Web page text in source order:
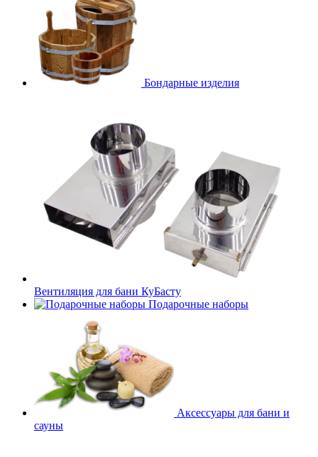
Бондарные изделия
Вентиляция для бани КуБасту
Подарочные наборы
Аксессуары для бани и
сауны